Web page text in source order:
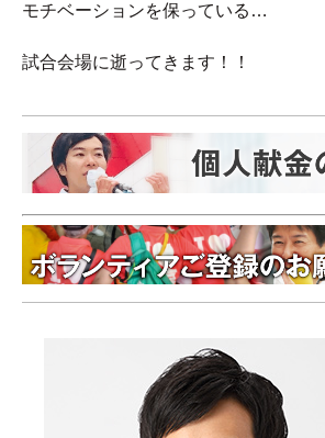
モチベーションを保っている…
試合会場に逝ってきます！！